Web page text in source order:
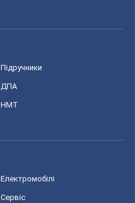
Підручники
ДПА
НМТ
Електромобілі
Сервіс